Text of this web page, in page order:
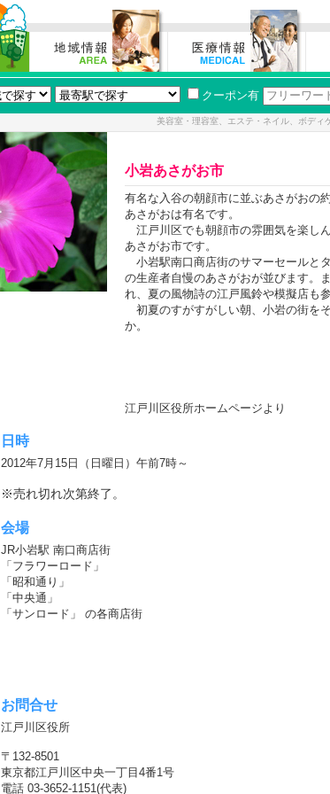
クーポン有
美容室・理容室、エステ・ネイル、ボデ
小岩あさがお市
有名な入谷の朝顔市に並ぶあさがおの
あさがおは有名です。
江戸川区でも朝顔市の雰囲気を楽し
あさがお市です。
小岩駅南口商店街のサマーセールと
の生産者自慢のあさがおが並びます。
れ、夏の風物詩の江戸風鈴や模擬店も
初夏のすがすがしい朝、小岩の街を
か。
江戸川区役所ホームページより
日時
2012年7月15日（日曜日）午前7時～
※売れ切れ次第終了。
会場
JR小岩駅 南口商店街
「フラワーロード」
「昭和通り」
「中央通」
「サンロード」 の各商店街
お問合せ
江戸川区役所
〒132-8501
東京都江戸川区中央一丁目4番1号
電話 03-3652-1151(代表)